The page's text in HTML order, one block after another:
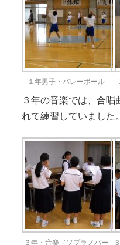
１年男子・バレーボール
３年の音楽では、合
れて練習していました。
３年・音楽（ソプラノパー